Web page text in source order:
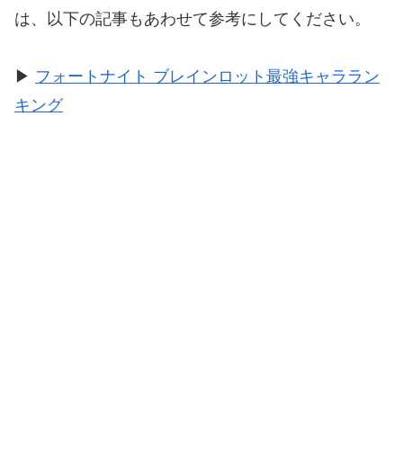
は、以下の記事もあわせて参考にしてください。
▶ フォートナイト ブレインロット最強キャララン
キング